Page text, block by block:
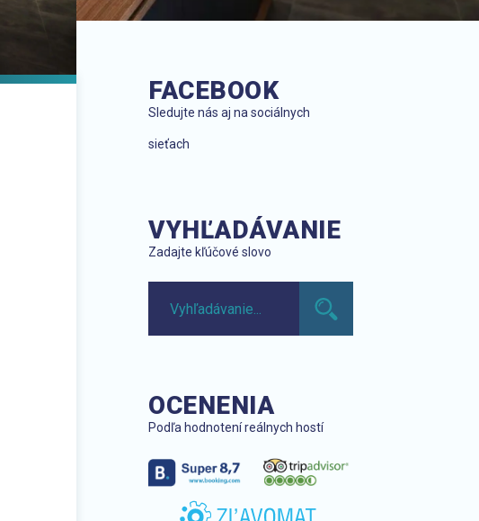
FACEBOOK
Sledujte nás aj na sociálnych
sieťach
VYHĽADÁVANIE
Zadajte kľúčové slovo
OCENENIA
Podľa hodnotení reálnych hostí